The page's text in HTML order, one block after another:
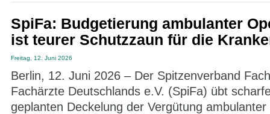
SpiFa: Budgetierung ambulanter
ist teurer Schutzzaun für die
Freitag, 12. Juni 2026
Berlin, 12. Juni 2026 – Der Spitzenverband
Fachärzte Deutschlands e.V. (SpiFa) übt
geplanten Deckelung der Vergütung